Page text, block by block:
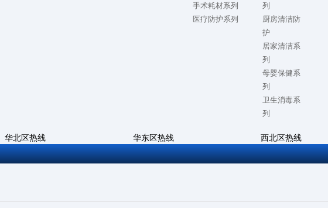
手术耗材系列
医疗防护系列
列
厨房清洁防
护
居家清洁系
列
母婴保健系
列
卫生消毒系
列
华北区热线
010-67866697
华东区热线
0512-57868500
西北区热线
028-86728992